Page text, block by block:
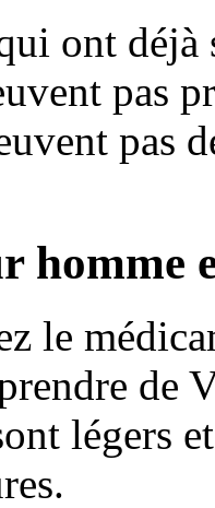
ont
pas
pas
homme
le
de
légers